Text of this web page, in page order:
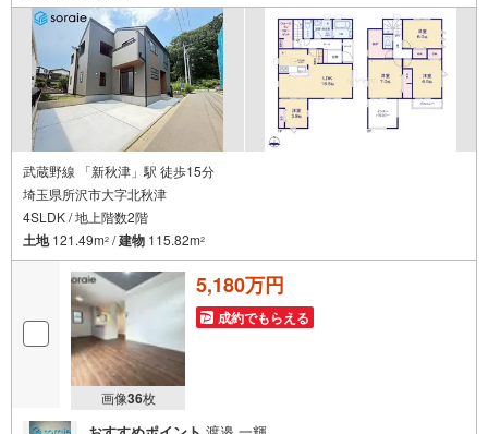
武蔵野線 「新秋津」駅 徒歩15分
埼玉県所沢市大字北秋津
4SLDK / 地上階数2階
土地121.49m2 /建物 115.82m2
画像36枚
5,180万円
成約でもらえる